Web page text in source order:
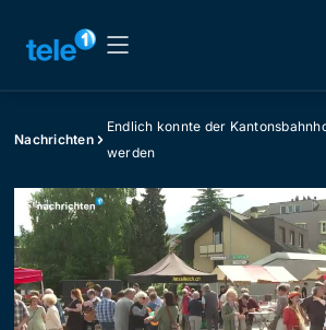
Nachrichten
Endlich konnte der
werden